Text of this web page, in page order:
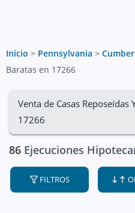
Inicio > Pennsylvania >
Baratas en 17266
Venta de Casas Reposeídas
17266
86 Ejecuciones
FILTROS